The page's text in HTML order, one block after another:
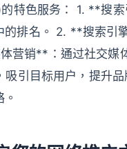
特色服务： 1. **搜
的排名。 2. **搜索引
营销**：通过社交媒
吸引目标用户，提升